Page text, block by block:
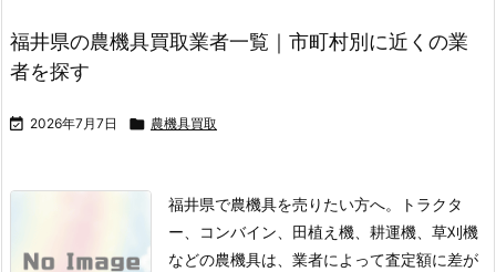
福井県の農機具買取業者一覧｜市町村別に近くの業
者を探す
 2026年7月7日  農機具買取
福井県で農機具を売りたい方へ。トラクタ
ー、コンバイン、田植え機、耕運機、草刈機
などの農機具は、業者によって査定額に差が